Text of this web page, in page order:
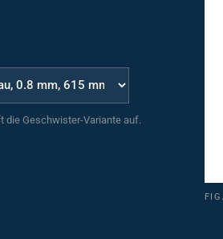
die Geschwister-Variante auf.